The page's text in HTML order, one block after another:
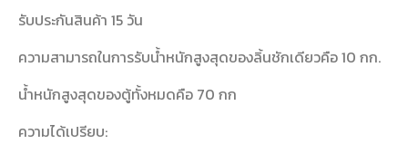
รับประกันสินค้า 15 วัน
ความสามารถในการรับน้ำหนักสูงสุดของลิ้นชักเดียวคือ 10 กก.
น้ำหนักสูงสุดของตู้ทั้งหมดคือ 70 กก
ความได้เปรียบ: